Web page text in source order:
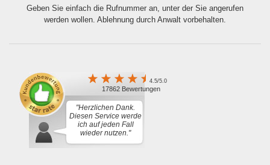
Geben Sie einfach die Rufnummer an, unter der Sie angerufen
werden wollen. Ablehnung durch Anwalt vorbehalten.
4.5/5.0
17862 Bewertungen
"Herzlichen Dank.
Diesen Service werde
ich auf jeden Fall
wieder nutzen."